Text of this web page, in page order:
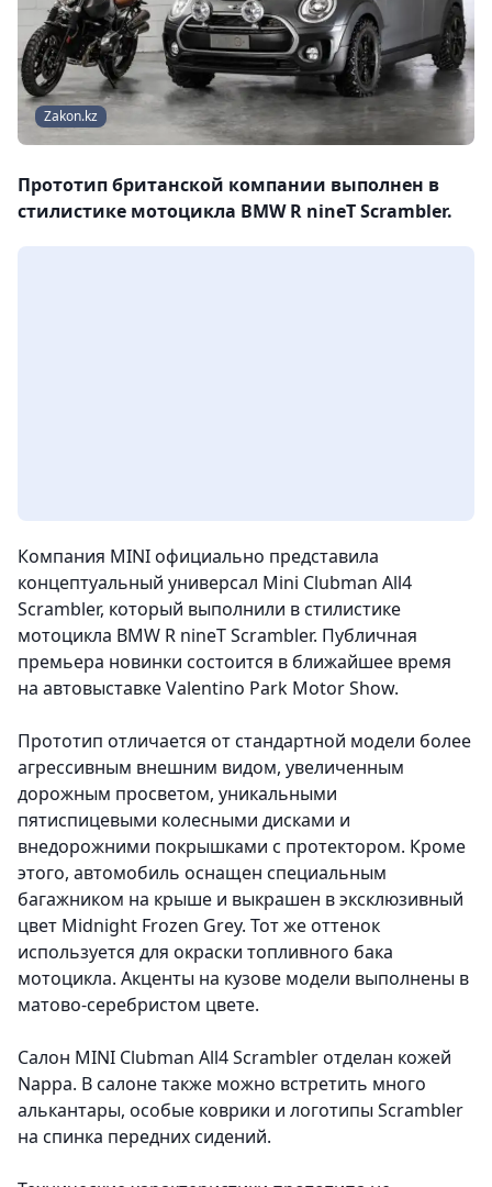
Zakon.kz
Прототип британской компании выполнен в
стилистике мотоцикла BMW R nineT Scrambler.
Компания MINI официально представила
концептуальный универсал Mini Clubman All4
Scrambler, который выполнили в стилистике
мотоцикла BMW R nineT Scrambler. Публичная
премьера новинки состоится в ближайшее время
на автовыставке Valentino Park Motor Show.
Прототип отличается от стандартной модели более
агрессивным внешним видом, увеличенным
дорожным просветом, уникальными
пятиспицевыми колесными дисками и
внедорожними покрышками с протектором. Кроме
этого, автомобиль оснащен специальным
багажником на крыше и выкрашен в эксклюзивный
цвет Midnight Frozen Grey. Тот же оттенок
используется для окраски топливного бака
мотоцикла. Акценты на кузове модели выполнены в
матово-серебристом цвете.
Салон MINI Clubman All4 Scrambler отделан кожей
Nappa. В салоне также можно встретить много
алькантары, особые коврики и логотипы Scrambler
на спинка передних сидений.